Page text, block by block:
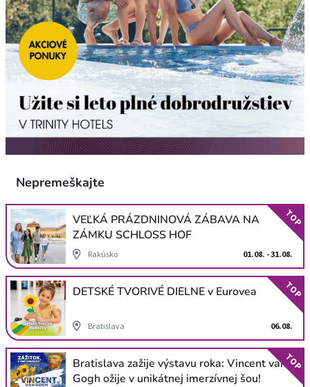
Nepremeškajte
VEĽKÁ PRÁZDNINOVÁ ZÁBAVA NA
ZÁMKU SCHLOSS HOF
Rakúsko 01.08. - 31.08.
TOP
DETSKÉ TVORIVÉ DIELNE v Eurovea
Bratislava 06.08.
TOP
Bratislava zažije výstavu roka: Vincent van
Gogh ožije v unikátnej imerzívnej šou!
TOP